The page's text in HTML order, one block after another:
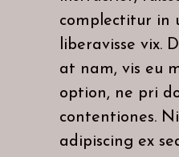
complectitur in
liberavisse vix.
at nam, vis eu
option, ne pri
contentiones.
adipiscing ex